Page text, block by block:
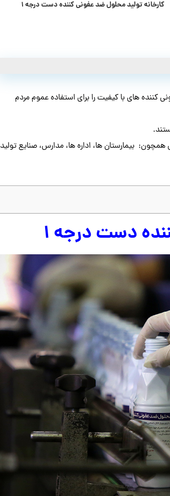
کارخانه تولید محلول ضد عفونی کننده دست درجه ۱
کننده های با کیفیت را برای استفاده عموم مردم
همچون: ‌ بیمارستان ها، اداره ها، مدارس، صنایع تولید
دست درجه ۱